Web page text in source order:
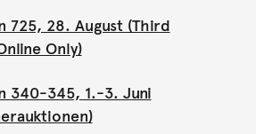
725, 28. August (Third
Only)
340-345, 1.-3. Juni